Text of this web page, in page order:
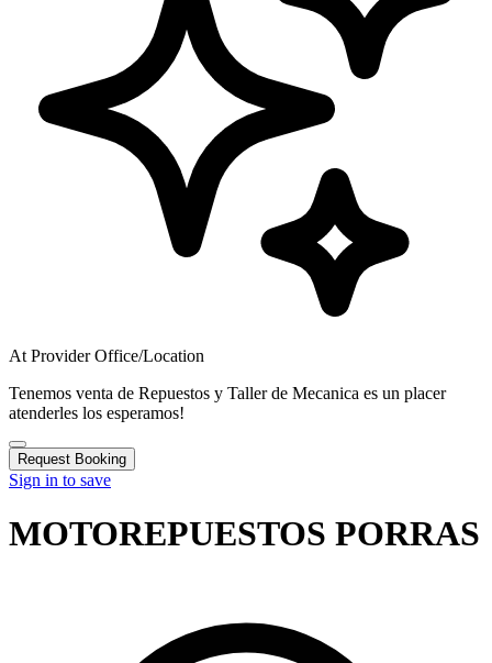
At Provider Office/Location
Tenemos venta de Repuestos y Taller de Mecanica es un placer
atenderles los esperamos!
Request Booking
Sign in to save
MOTOREPUESTOS PORRAS